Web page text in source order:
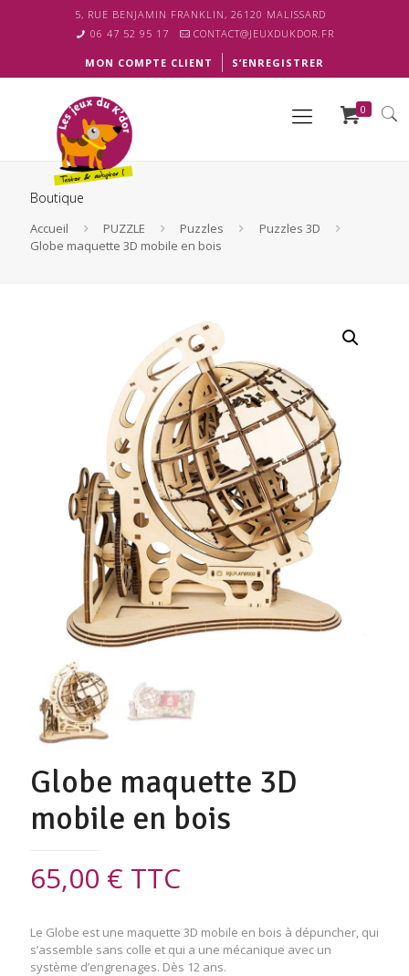
5, RUE BENJAMIN FRANKLIN, 26120 MALISSARD
06 47 52 95 17
CONTACT@JEUXDUKDOR.FR
MON COMPTE CLIENT S’ENREGISTRER
0
Boutique
Accueil PUZZLE Puzzles
Puzzles 3D
Globe maquette 3D mobile en bois
Globe maquette 3D
mobile en bois
65,00 € TTC
Le Globe est une maquette 3D mobile en bois à dépuncher, qui
s’assemble sans colle et qui a une mécanique avec un
système d’engrenages. Dès 12 ans.